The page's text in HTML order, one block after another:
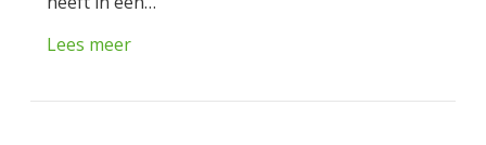
Lees meer